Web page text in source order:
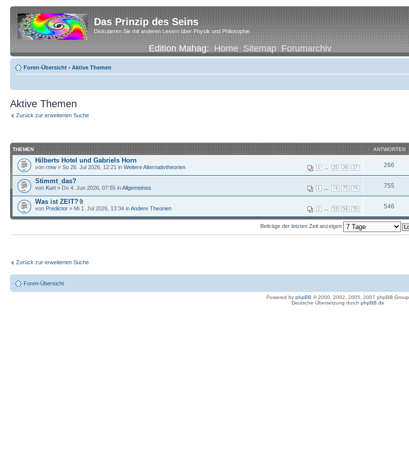
Das Prinzip des Seins
Diskutieren Sie mit anderen Lesern über Physik und Philosophie
Edition Mahag:Home Sitemap Forumarchiv
Foren-Übersicht • Aktive Themen
Aktive Themen
Zurück zur erweiterten Suche
THEMEN ANTWORTEN
Hilberts Hotel und Gabriels Horn
1 25 26 27
von rmw » So 26. Jul 2026, 12:21 in Weitere Alternativtheorien 266
Stimmt_das?
1 74 75 76
von Kurt » Do 4. Jun 2026, 07:55 inAllgemeines 755
Was ist ZEIT?
1 53 54 55
von Predictor » Mi 1. Jul 2026, 13:34 inAndere Theorien 546
Beiträge der letzten Zeit anzeigen
Zurück zur erweiterten Suche
Foren-Übersicht
Powered by phpBB © 2000, 2002, 2005, 2007 phpBB Group
Deutsche Übersetzung durch phpBB.de